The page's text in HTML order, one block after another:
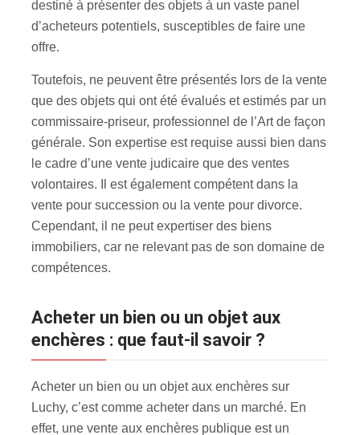
destiné à présenter des objets à un vaste panel
d’acheteurs potentiels, susceptibles de faire une
offre.
Toutefois, ne peuvent être présentés lors de la vente
que des objets qui ont été évalués et estimés par un
commissaire-priseur, professionnel de l’Art de façon
générale. Son expertise est requise aussi bien dans
le cadre d’une vente judicaire que des ventes
volontaires. Il est également compétent dans la
vente pour succession ou la vente pour divorce.
Cependant, il ne peut expertiser des biens
immobiliers, car ne relevant pas de son domaine de
compétences.
Acheter un bien ou un objet aux
enchères : que faut-il savoir ?
Acheter un bien ou un objet aux enchères sur
Luchy, c’est comme acheter dans un marché. En
effet, une vente aux enchères publique est un